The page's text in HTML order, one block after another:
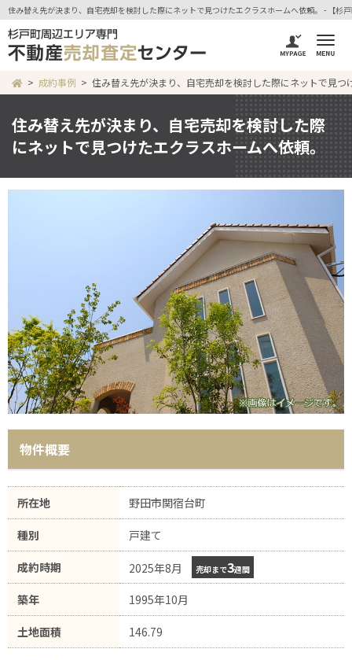
住み替え先が決まり、自宅売却を検討した際にネットで見つけたエクラスホームへ依頼。 - 【杉
成約事例 住み替え先が決まり、自宅売却を検討した際にネットで見つ
住み替え先が決まり、自宅売却を検討した際
にネットで見つけたエクラスホームへ依頼。
物件概要
所在地 野田市関宿台町
種別 戸建て
成約時期 2025年8月 売却まで3週間
築年 1995年10月
土地面積 146.79